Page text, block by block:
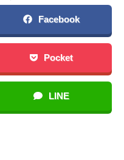
Facebook
Pocket
LINE